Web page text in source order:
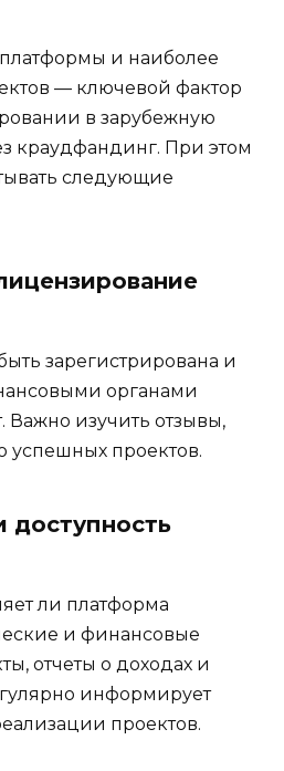
и наиболее
— ключевой фактор
в зарубежную
краудфандинг. При этом
следующие
зарегистрирована и
органами
Важно изучить отзывы,
успешных проектов.
доступность
ли платформа
и финансовые
отчеты о доходах и
информирует
проектов.